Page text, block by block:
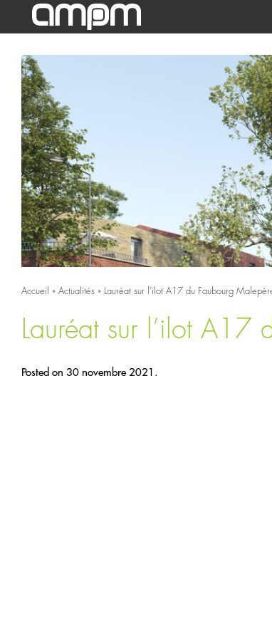
Accueil » Actualités » Lauréat sur l’ilot A17 du Faubourg
Lauréat sur l’ilot A17
Posted on 30 novembre 2021.